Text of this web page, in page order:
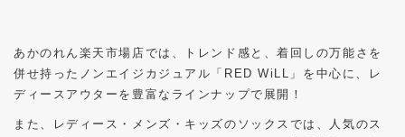
あかのれん楽天市場店では、トレンド感と、着回しの万能さを
併せ持ったノンエイジカジュアル「RED WiLL」を中心に、レ
ディースアウターを豊富なラインナップで展開！
また、レディース・メンズ・キッズのソックスでは、人気のス